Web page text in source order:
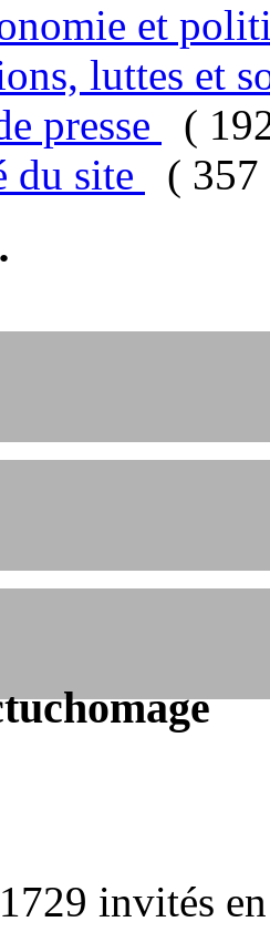
et
luttes et
presse
(
du site
( 357
sa charte qui encadre nos actions
souhaitez adhérer à
contribuèrent au lancement de
invités